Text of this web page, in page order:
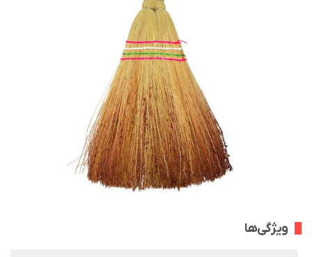
ویژگی‌ها